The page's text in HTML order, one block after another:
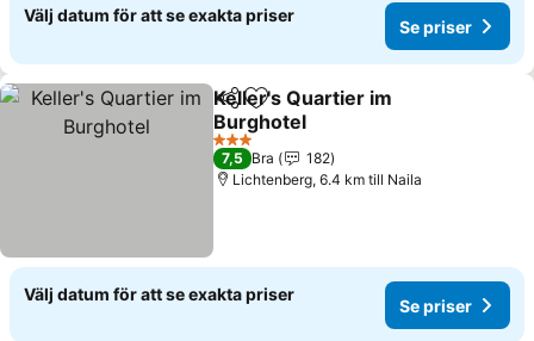
Välj datum för att se exakta priser
Se priser
Dela Lägg till i Mina Favoriter
Keller's Quartier im
Burghotel
3 Stjärnor
7,5 Bra
182
Lichtenberg, 6.4 km till Naila
Välj datum för att se exakta priser
Se priser